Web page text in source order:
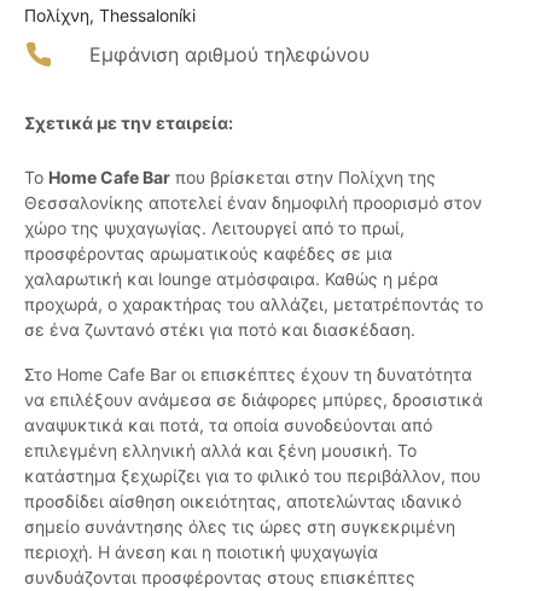
Πολίχνη, Thessaloníki
Εμφάνιση αριθμού τηλεφώνου
Σχετικά με την εταιρεία:
Το Home Cafe Bar που βρίσκεται στην Πολίχνη της
Θεσσαλονίκης αποτελεί έναν δημοφιλή προορισμό στον
χώρο της ψυχαγωγίας. Λειτουργεί από το πρωί,
προσφέροντας αρωματικούς καφέδες σε μια
χαλαρωτική και lounge ατμόσφαιρα. Καθώς η μέρα
προχωρά, ο χαρακτήρας του αλλάζει, μετατρέποντάς το
σε ένα ζωντανό στέκι για ποτό και διασκέδαση.
Στο Home Cafe Bar οι επισκέπτες έχουν τη δυνατότητα
να επιλέξουν ανάμεσα σε διάφορες μπύρες, δροσιστικά
αναψυκτικά και ποτά, τα οποία συνοδεύονται από
επιλεγμένη ελληνική αλλά και ξένη μουσική. Το
κατάστημα ξεχωρίζει για το φιλικό του περιβάλλον, που
προσδίδει αίσθηση οικειότητας, αποτελώντας ιδανικό
σημείο συνάντησης όλες τις ώρες στη συγκεκριμένη
περιοχή. Η άνεση και η ποιοτική ψυχαγωγία
συνδυάζονται προσφέροντας στους επισκέπτες